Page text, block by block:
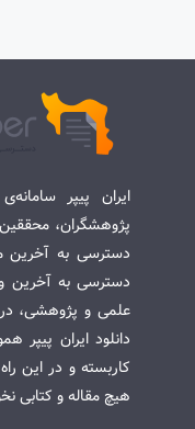
ایران پیپر
پژوهشگران،
دسترسی به آخرین
دسترسی به آخرین و
علمی و پژوهشی،
دانلود ایران
کاربسته و در این
هیچ مقاله و کتابی